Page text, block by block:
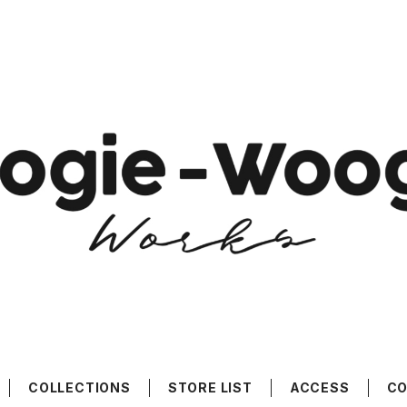
COLLECTIONS STORE LIST ACCESS